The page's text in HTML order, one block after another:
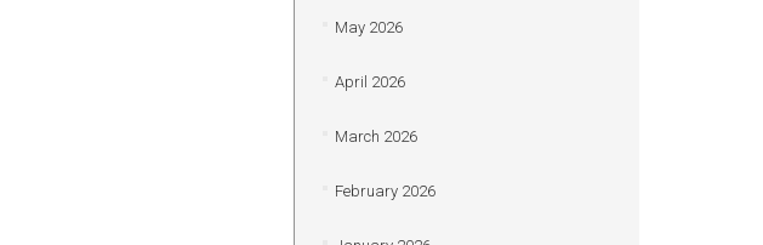
May 2026
April 2026
March 2026
February 2026